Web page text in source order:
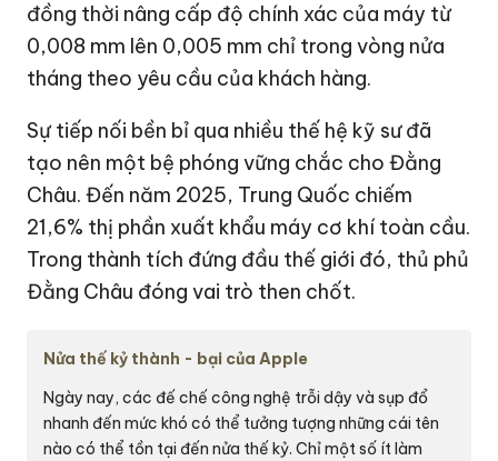
đồng thời nâng cấp độ chính xác của máy từ
0,008 mm lên 0,005 mm chỉ trong vòng nửa
tháng theo yêu cầu của khách hàng.
Sự tiếp nối bền bỉ qua nhiều thế hệ kỹ sư đã
tạo nên một bệ phóng vững chắc cho Đằng
Châu. Đến năm 2025, Trung Quốc chiếm
21,6% thị phần xuất khẩu máy cơ khí toàn cầu.
Trong thành tích đứng đầu thế giới đó, thủ phủ
Đằng Châu đóng vai trò then chốt.
Nửa thế kỷ thành - bại của Apple
Ngày nay, các đế chế công nghệ trỗi dậy và sụp đổ
nhanh đến mức khó có thể tưởng tượng những cái tên
nào có thể tồn tại đến nửa thế kỷ. Chỉ một số ít làm